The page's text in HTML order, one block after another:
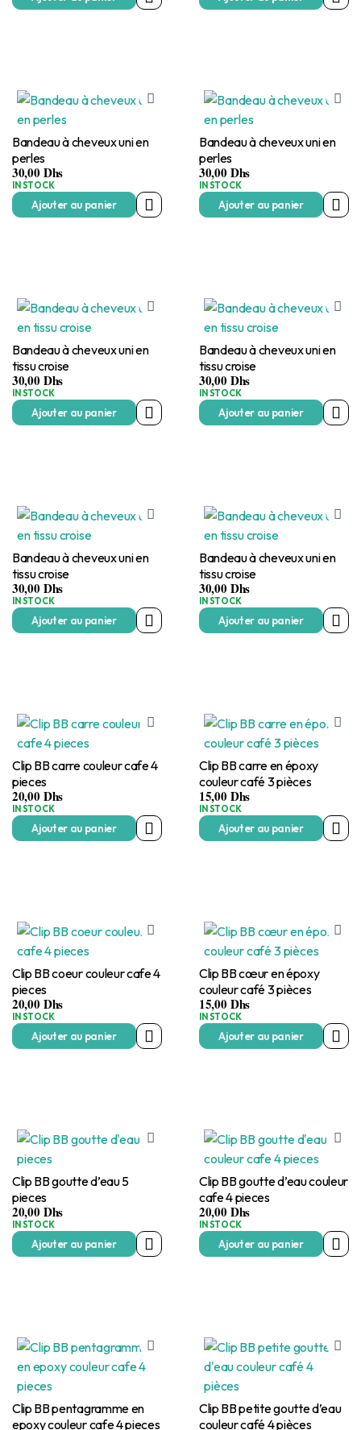
Bandeau à cheveux uni en
perles
30,00Dhs
IN STOCK
Ajouter au panier
Bandeau à cheveux uni en
perles
30,00Dhs
IN STOCK
Ajouter au panier
Bandeau à cheveux uni en
tissu croise
30,00Dhs
IN STOCK
Ajouter au panier
Bandeau à cheveux uni en
tissu croise
30,00Dhs
IN STOCK
Ajouter au panier
Bandeau à cheveux uni en
tissu croise
30,00Dhs
IN STOCK
Ajouter au panier
Bandeau à cheveux uni en
tissu croise
30,00Dhs
IN STOCK
Ajouter au panier
Clip BB carre couleur cafe 4
pieces
20,00Dhs
IN STOCK
Ajouter au panier
Clip BB carre en époxy
couleur café 3 pièces
15,00Dhs
IN STOCK
Ajouter au panier
Clip BB coeur couleur cafe 4
pieces
20,00Dhs
IN STOCK
Ajouter au panier
Clip BB cœur en époxy
couleur café 3 pièces
15,00Dhs
IN STOCK
Ajouter au panier
Clip BB goutte d’eau 5
pieces
20,00Dhs
IN STOCK
Ajouter au panier
Clip BB goutte d’eau couleur
cafe 4 pieces
20,00Dhs
IN STOCK
Ajouter au panier
Clip BB pentagramme en
epoxy couleur cafe 4 pieces
Clip BB petite goutte d’eau
couleur café 4 pièces